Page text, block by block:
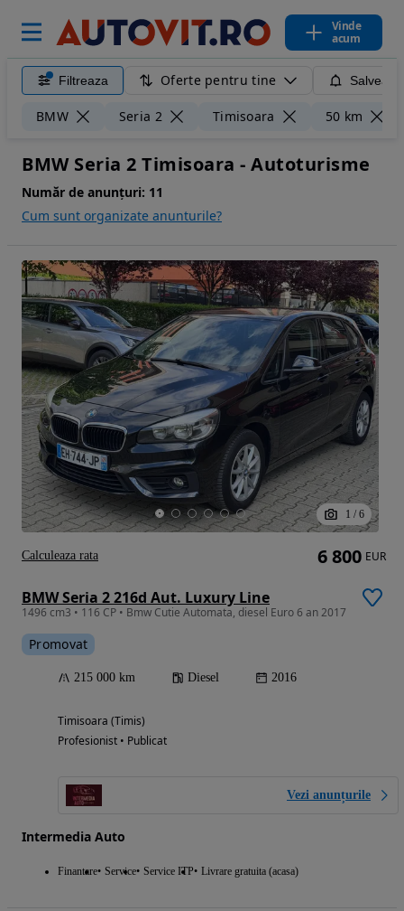
Vinde
acum
Filtreaza Oferte pentru tine
BMW Seria 2 Timisoara 50 km
BMW Seria 2 Timisoara - Autoturisme
Număr de anunțuri: 11
Cum sunt organizate anunturile?
1 / 6
BMW Seria 2 216d Aut. Luxury Line
1496 cm3 • 116 CP • Bmw Cutie Automata, diesel Euro 6 an 2017
Promovat
215 000 km Diesel 2016
Timisoara (Timis)
Profesionist • Publicat
Vezi anunțurile
Intermedia Auto
Finantare Service Service ITP Livrare gratuita (acasa)
6 800 EUR
Calculeaza rata